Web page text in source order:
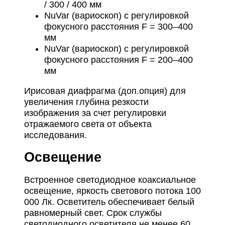
/ 300 / 400 мм
NuVar (вариоскоп) с регулировкой
фокусного расстояния F = 300–400
мм
NuVar (вариоскоп) с регулировкой
фокусного расстояния F = 200–400
мм
Ирисовая диафрагма (доп.опция) для
увеличения глубина резкости
изображения за счет регулировки
отражаемого света от объекта
исследования.
Освещение
Встроенное светодиодное коаксиальное
освещение, яркость светового потока 100
000 Лк. Осветитель обеспечивает белый
равномерный свет. Срок службы